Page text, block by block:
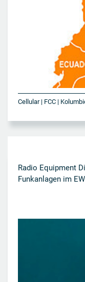
Cellular | FCC |
Radio Equipment
Funkanlagen im